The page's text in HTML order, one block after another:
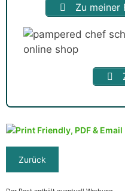
Zu meiner